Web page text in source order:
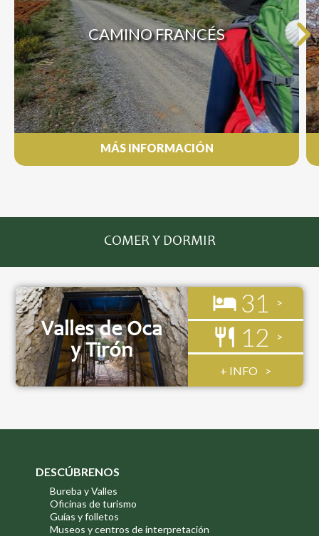
CAMINO FRANCÉS
MÁS INFORMACIÓN
COMER Y DORMIR
Valles de Oca
y Tirón
31
12
+ INFO
DESCÚBRENOS
Bureba y Valles
Oficinas de turismo
Guías y folletos
Museos y centros de interpretación